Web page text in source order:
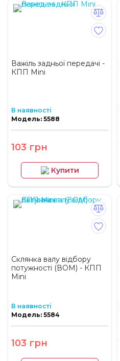
Важіль задньої передачі -
КПП Mini
В наявності
Модель: 5588
103 грн
Купити
Склянка валу відбору
потужності (ВОМ) - КПП
Mini
В наявності
Модель: 5584
103 грн